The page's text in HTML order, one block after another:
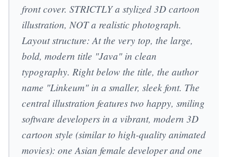
front cover. STRICTLY a stylized 3D cartoon
illustration, NOT a realistic photograph.
Layout structure: At the very top, the large,
bold, modern title "Java" in clean
typography. Right below the title, the author
name "Linkeum" in a smaller, sleek font. The
central illustration features two happy, smiling
software developers in a vibrant, modern 3D
cartoon style (similar to high-quality animated
movies): one Asian female developer and one